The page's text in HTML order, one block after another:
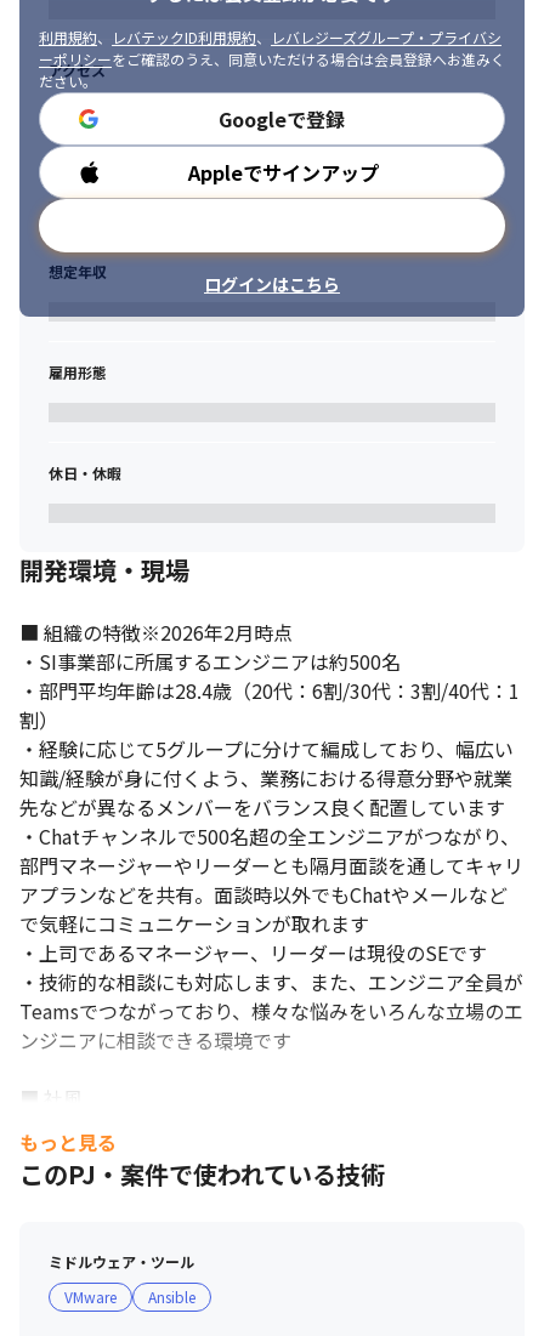
利用規約、 レバテックID利用規約、
レバレジーズグループ・プライバシ
ーポリシーをご確認のうえ、同意いただける場合は会員登録へお進みく
ださい。
Googleで登録
Appleでサインアップ
ログインはこちら
アクセス
勤務時間
想定年収
雇用形態
休日・休暇
開発環境・現場
■ 組織の特徴※2026年2月時点
・SI事業部に所属するエンジニアは約500名
・部門平均年齢は28.4歳（20代：6割/30代：3割/40代：1
割）
・経験に応じて5グループに分けて編成しており、幅広い
知識/経験が身に付くよう、業務における得意分野や就業
先などが異なるメンバーをバランス良く配置しています
・Chatチャンネルで500名超の全エンジニアがつながり、
部門マネージャーやリーダーとも隔月面談を通してキャリ
アプランなどを共有。面談時以外でもChatやメールなど
で気軽にコミュニケーションが取れます
・上司であるマネージャー、リーダーは現役のSEです
・技術的な相談にも対応します、また、エンジニア全員が
Teamsでつながっており、様々な悩みをいろんな立場のエ
ンジニアに相談できる環境です
■ 社風
・社員交流の機会が多く、オープンでフランクな社風です
・「Believe in Your Possibility －可能性を信じる－」を
バリューとして掲げており、メンバー同士が互いの良い行
社員同士で称えあい、年間で一番投票数の多い社員を表彰
しています
もっと見る
このPJ・案件で使われている技術
ミドルウェア・ツール
VMware
Ansible